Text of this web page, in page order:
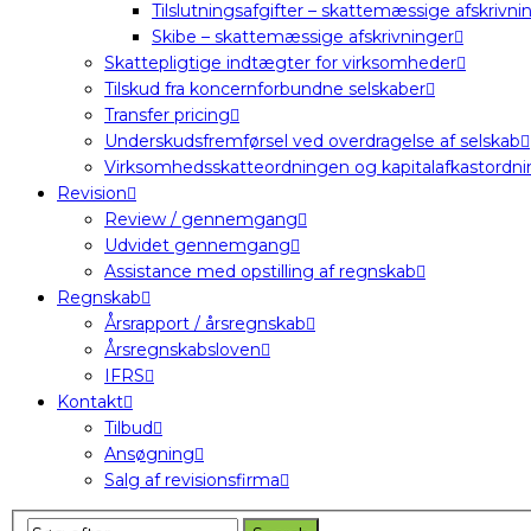
Tilslutningsafgifter – skattemæssige
Skibe – skattemæssige afskrivninger
Skattepligtige indtægter for virksomheder
Tilskud fra koncernforbundne selskaber
Transfer pricing
Underskudsfremførsel ved overdragelse af selskab
Virksomhedsskatteordningen og
Revision
Review / gennemgang
Udvidet gennemgang
Assistance med opstilling af regnskab
Regnskab
Årsrapport / årsregnskab
Årsregnskabsloven
IFRS
Kontakt
Tilbud
Ansøgning
Salg af revisionsfirma